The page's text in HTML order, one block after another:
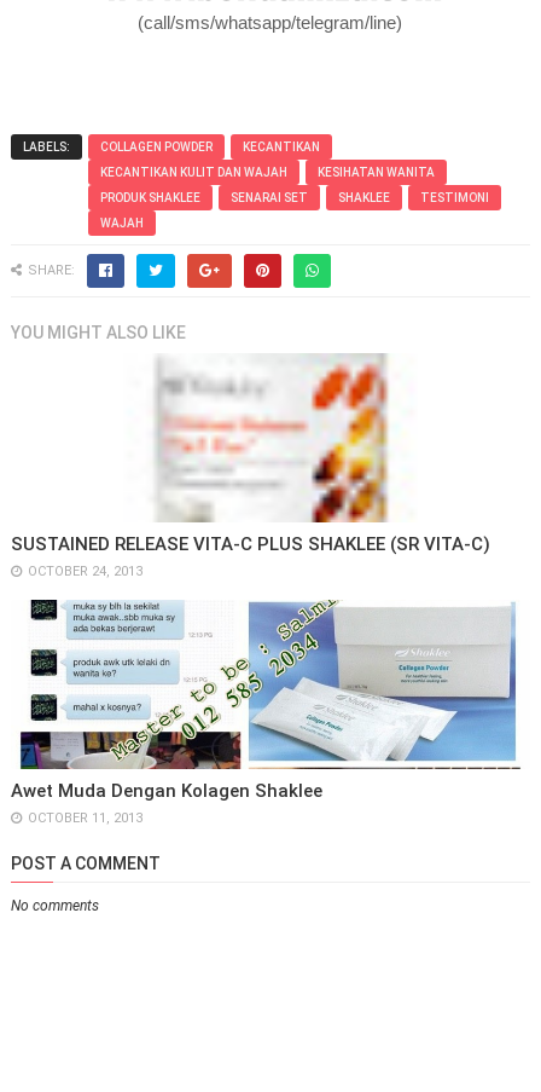
(call/sms/whatsapp/telegram/line)
LABELS: COLLAGEN POWDER
KECANTIKAN
KECANTIKAN KULIT DAN WAJAH
KESIHATAN WANITA
PRODUK SHAKLEE
SENARAI SET SHAKLEE
TESTIMONI
WAJAH
SHARE:
YOU MIGHT ALSO LIKE
SUSTAINED RELEASE VITA-C PLUS SHAKLEE (SR VITA-C)
OCTOBER 24, 2013
Awet Muda Dengan Kolagen Shaklee
OCTOBER 11, 2013
POST A COMMENT
No comments